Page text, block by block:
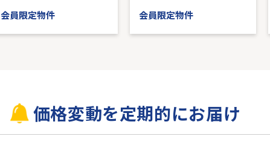
会員限定物件 会員限定物件
価格変動を定期的にお届け